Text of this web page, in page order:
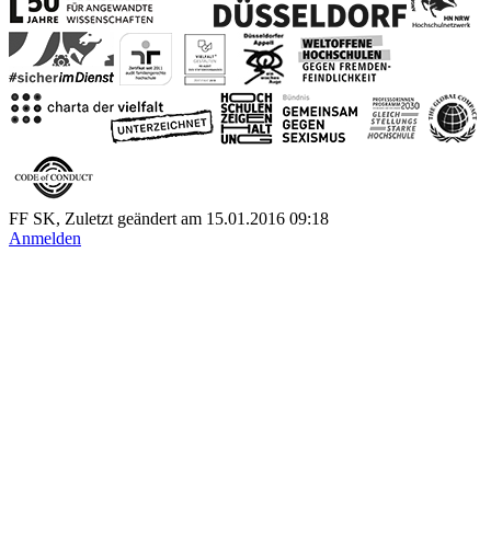
FF SK, Zuletzt geändert am 15.01.2016 09:18
Anmelden